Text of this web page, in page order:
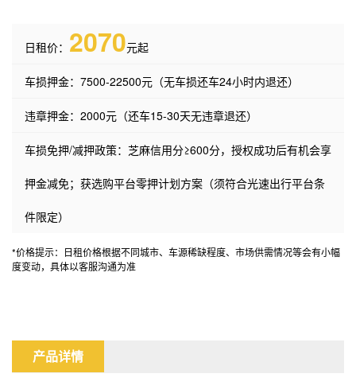
日租价： 2070元起
车损押金：7500-22500元（无车损还车24小时内退还）
违章押金：2000元（还车15-30天无违章退还）
车损免押/减押政策：芝麻信用分≥600分，授权成功后有机会享
押金减免；获选购平台零押计划方案（须符合光速出行平台条
件限定）
*价格提示：日租价格根据不同城市、车源稀缺程度、市场供需情况等会有小幅
度变动，具体以客服沟通为准
产品详情